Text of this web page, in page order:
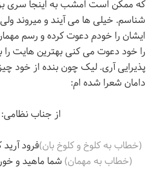
که ممکن است امشب به اینجا سری
شناسم. خیلی ها می آیند و میروند
ایشان را خودم دعوت کرده و رسم
را خود دعوت می کنی بهترین هایت
پذیرایی آری. لیک چون بنده از خود
دامان شعرا شده ام:
از جناب نظامی:
(خطاب به کلوخ و کلوخ بان)فرود آرید
(خطاب به مهمان) شما ماهید و